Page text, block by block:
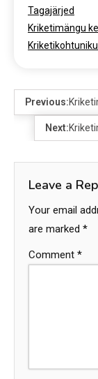
Tagajärjed
Kriketimängu
Previous:
Next:
Leave a
Your email
are marked *
Comment *